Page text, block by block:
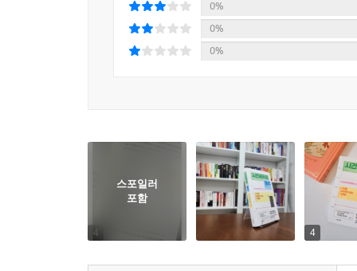
0%
0%
0%
스포일러
포함
4 4